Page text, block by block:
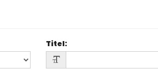
Titel: